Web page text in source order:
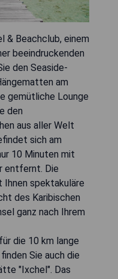
& Beachclub, einem
beeindruckenden
den Seaside-
am
gemütliche Lounge
den
aus aller Welt
sich am
10 Minuten mit
entfernt. Die
spektakuläre
des Karibischen
ganz nach Ihrem
die 10 km lange
Sie auch die
"Ixchel". Das